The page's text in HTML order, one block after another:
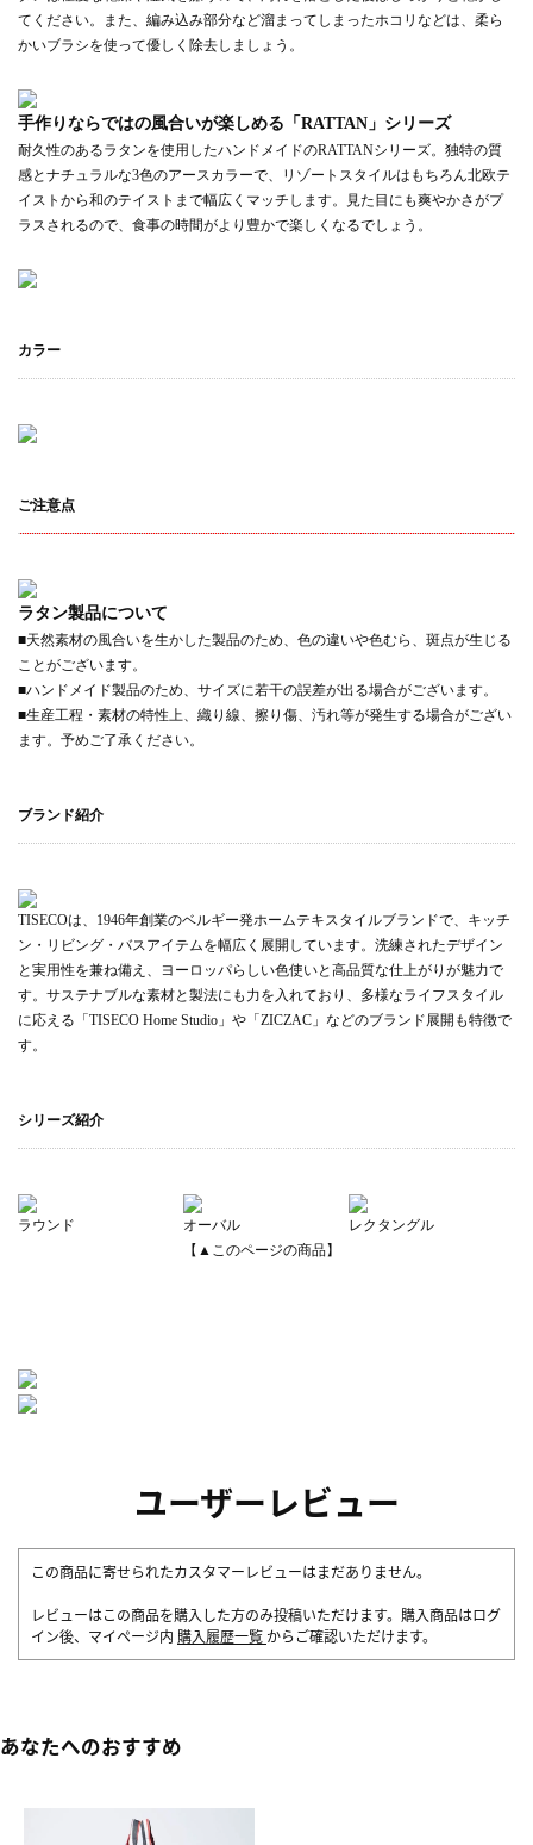
てください。また、編み込み部分など溜まってしまったホコリなどは、柔ら
かいブラシを使って優しく除去しましょう。
手作りならではの風合いが楽しめる「RATTAN」シリーズ
耐久性のあるラタンを使用したハンドメイドのRATTANシリーズ。独特の質
感とナチュラルな3色のアースカラーで、リゾートスタイルはもちろん北欧テ
イストから和のテイストまで幅広くマッチします。見た目にも爽やかさがプ
ラスされるので、食事の時間がより豊かで楽しくなるでしょう。
カラー
ご注意点
ラタン製品について
■天然素材の風合いを生かした製品のため、色の違いや色むら、斑点が生じる
ことがございます。
■ハンドメイド製品のため、サイズに若干の誤差が出る場合がございます。
■生産工程・素材の特性上、織り線、擦り傷、汚れ等が発生する場合がござい
ます。予めご了承ください。
ブランド紹介
TISECOは、1946年創業のベルギー発ホームテキスタイルブランドで、キッチ
ン・リビング・バスアイテムを幅広く展開しています。洗練されたデザイン
と実用性を兼ね備え、ヨーロッパらしい色使いと高品質な仕上がりが魅力で
す。サステナブルな素材と製法にも力を入れており、多様なライフスタイル
に応える「TISECO Home Studio」や「ZICZAC」などのブランド展開も特徴で
す。
シリーズ紹介
ラウンド
オーバル
【▲このページの商品】
レクタングル
ユーザーレビュー
この商品に寄せられたカスタマーレビューはまだありません。
レビューはこの商品を購入した方のみ投稿いただけます。購入商品はログ
イン後、マイページ内 購入履歴一覧 からご確認いただけます。
あなたへのおすすめ